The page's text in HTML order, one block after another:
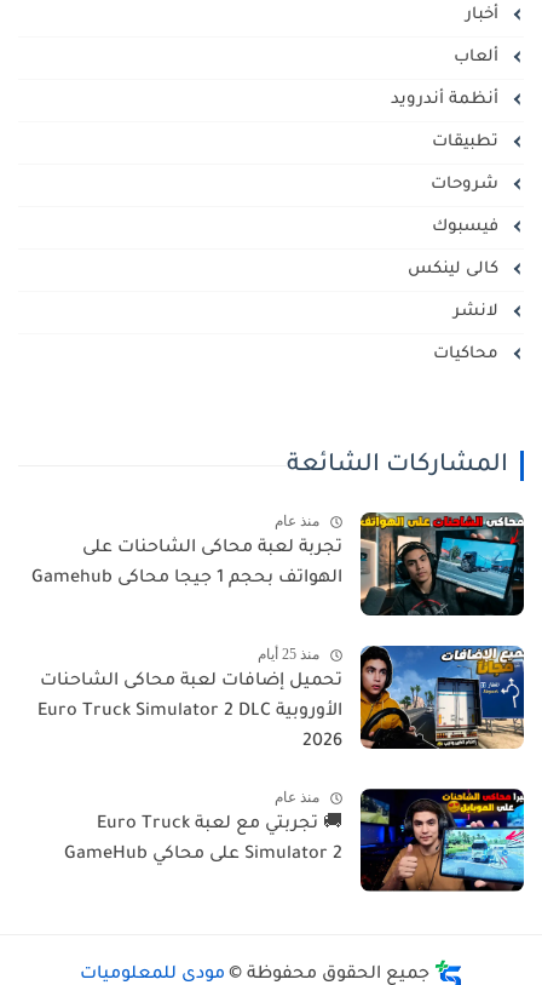
أخبار
ألعاب
أنظمة أندرويد
تطبيقات
شروحات
فيسبوك
كالى لينكس
لانشر
محاكيات
المشاركات الشائعة
منذ عام
تجربة لعبة محاكى الشاحنات على
الهواتف بحجم 1 جيجا محاكى Gamehub
منذ 25 أيام
تحميل إضافات لعبة محاكى الشاحنات
الأوروبية Euro Truck Simulator 2 DLC
2026
منذ عام
🚚 تجربتي مع لعبة Euro Truck
Simulator 2 على محاكي GameHub
جميع الحقوق محفوظة © مودى للمعلوميات